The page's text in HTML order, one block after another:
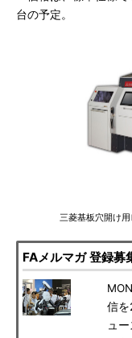
台の予定。
三菱基板穴開け
FAメルマガ 登録募
信を
ュ